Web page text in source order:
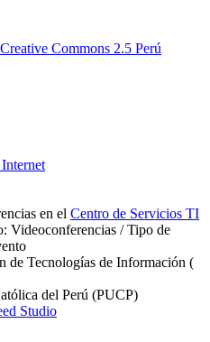
Commons 2.5 Perú
en el Centro de Servicios TI
Videoconferencias / Tipo de
de Tecnologías de Información (
del Perú (PUCP)
Studio